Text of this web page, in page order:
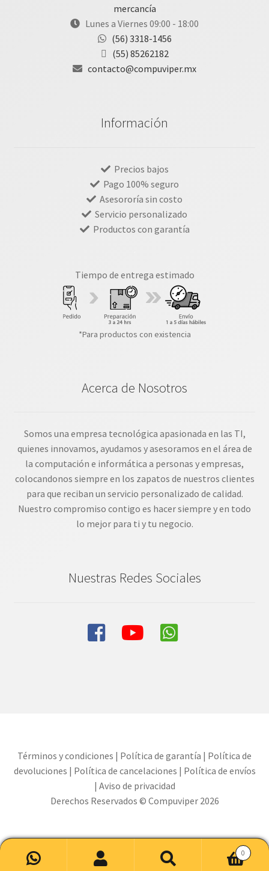
mercancía
Lunes a Viernes 09:00 - 18:00
(56) 3318-1456
(55) 85262182
contacto@compuviper.mx
Información
Precios bajos
Pago 100% seguro
Asesororía sin costo
Servicio personalizado
Productos con garantía
Tiempo de entrega estimado
*Para productos con existencia
Acerca de Nosotros
Somos una empresa tecnológica apasionada en las TI,
quienes innovamos, ayudamos y asesoramos en el área de
la computación e informática a personas y empresas,
colocandonos siempre en los zapatos de nuestros clientes
para que reciban un servicio personalizado de calidad.
Nuestro compromiso contigo es hacer siempre y en todo
lo mejor para ti y tu negocio.
Nuestras Redes Sociales
Buscar
Buscar
0
Términos y condiciones | Política de garantía | Política de
devoluciones | Política de cancelaciones | Política de envíos
| Aviso de privacidad
Derechos Reservados © Compuviper 2026